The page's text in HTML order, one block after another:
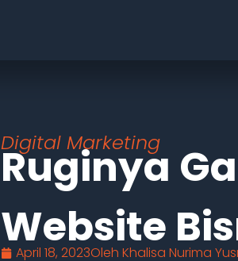
Digital Marketing
Ruginya
Website
April 18, 2023Oleh Khalisa Nurima